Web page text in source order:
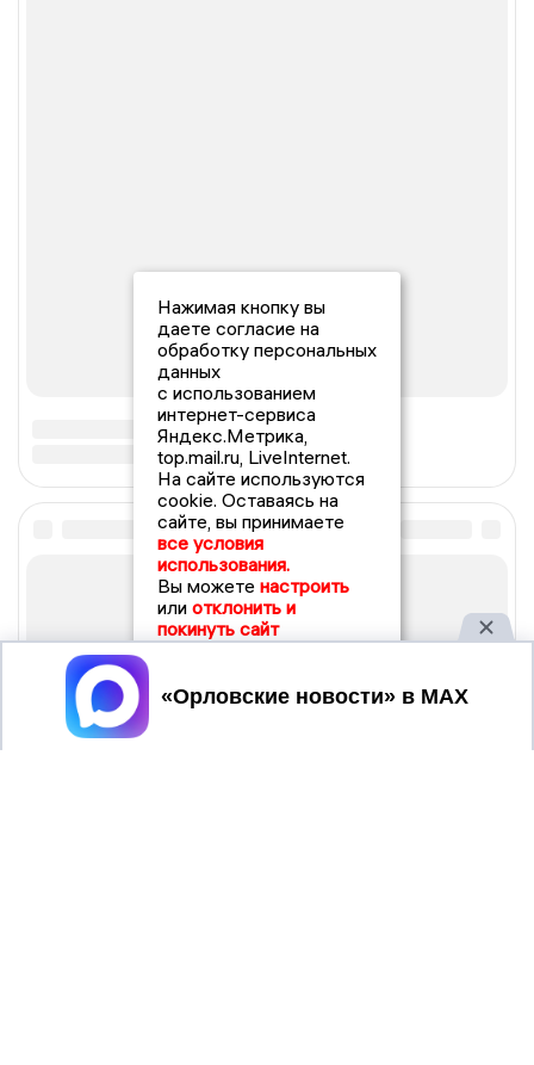
Нажимая кнопку вы
даете согласие на
обработку персональных
данных
с использованием
интернет-сервиса
Яндекс.Метрика,
top.mail.ru, LiveInternet.
На сайте используются
cookie. Оставаясь на
сайте, вы принимаете
все условия
использования.
Вы можете настроить
или отклонить и
покинуть сайт
Принять